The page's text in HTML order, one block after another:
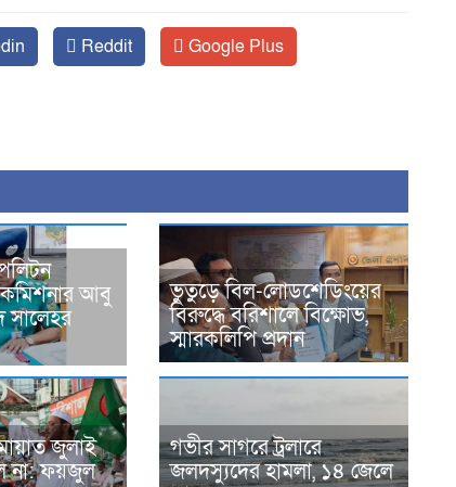
Reddit
Google Plus
আবু
সালেহর
ভুতুড়ে বিল-লোডশেডিংয়ের
বিরুদ্ধে বরিশালে বিক্ষোভ,
স্মারকলিপি প্রদান
জুলাই
না: ফয়জুল
গভীর সাগরে ট্রলারে
জলদস্যুদের হামলা, ১৪ জেলে